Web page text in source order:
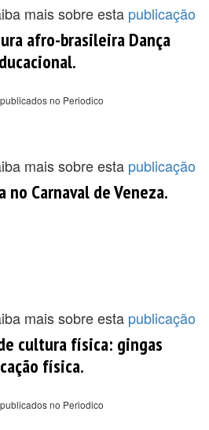
mais sobre esta publicação
afro-brasileira Dança
no Periodico
mais sobre esta publicação
no Carnaval de Veneza.
mais sobre esta publicação
cultura física: gingas
física.
no Periodico